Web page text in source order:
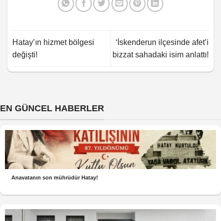
Hatay’ın hizmet bölgesi
değişti!
‘İskenderun ilçesinde afet’i
bizzat sahadaki isim anlattı!
EN GÜNCEL HABERLER
Anavatanın son mührüdür Hatay!